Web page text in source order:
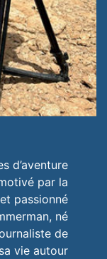
d’aventure
par la
passionné
né
de
vie autour